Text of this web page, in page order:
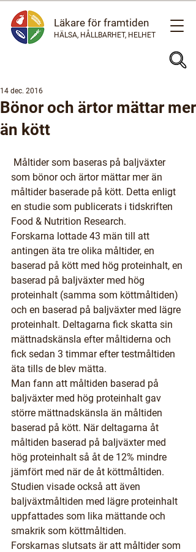
Läkare för framtiden
HÄLSA, HÅLLBARHET, HELHET
Bönor och ärtor mättar mer
än kött
14 dec. 2016
som bönor och ärtor mättar mer än
måltider baserade på kött. Detta enligt
en studie som publicerats i tidskriften
Food & Nutrition Research.
Forskarna lottade 43 män till att
antingen äta tre olika måltider, en
baserad på kött med hög proteinhalt, en
baserad på baljväxter med hög
proteinhalt (samma som köttmåltiden)
och en baserad på baljväxter med lägre
proteinhalt. Deltagarna fick skatta sin
mättnadskänsla efter måltiderna och
fick sedan 3 timmar efter testmåltiden
äta tills de blev mätta.
Man fann att måltiden baserad på
baljväxter med hög proteinhalt gav
större mättnadskänsla än måltiden
baserad på kött. När deltagarna åt
måltiden baserad på baljväxter med
hög proteinhalt så åt de 12% mindre
jämfört med när de åt köttmåltiden.
Studien visade också att även
baljväxtmåltiden med lägre proteinhalt
uppfattades som lika mättande och
smakrik som köttmåltiden.
Forskarnas slutsats är att måltider som